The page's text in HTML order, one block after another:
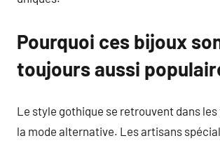
Pourquoi ces bijoux
toujours aussi
Le style gothique se retrouvent dans
la mode alternative. Les artisans